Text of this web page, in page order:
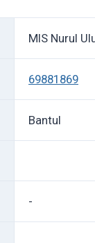
MIS Nurul
69881869
Bantul
-